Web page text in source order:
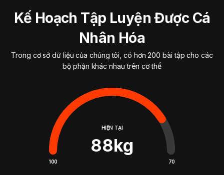
Kế Hoạch Tập Luyện Được Cá
Nhân Hóa
Trong cơ sở dữ liệu của chúng tôi, có hơn 200 bài tập cho các
bộ phận khác nhau trên cơ thể
HIỆN TẠI
88kg
100 70